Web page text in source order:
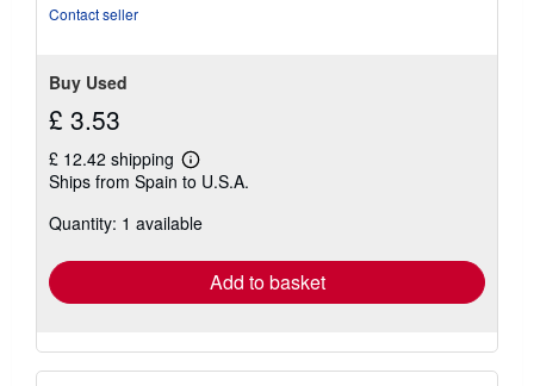
Contact seller
Buy Used
£ 3.53
£ 12.42 shipping
Learn
more
shipping
Ships from Spain to U.S.A.
Quantity: 1 available
Add to basket